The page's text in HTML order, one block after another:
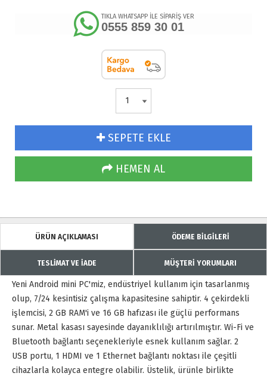
TIKLA WHATSAPP İLE SİPARİŞ VER
0555 859 30 01
SEPETE EKLE
HEMEN AL
ÜRÜN AÇIKLAMASI ÖDEME BİLGİLERİ
TESLİMAT VE İADE MÜŞTERİ YORUMLARI
Yeni Android mini PC'miz, endüstriyel kullanım için tasarlanmış
olup, 7/24 kesintisiz çalışma kapasitesine sahiptir. 4 çekirdekli
işlemcisi, 2 GB RAM'i ve 16 GB hafızası ile güçlü performans
sunar. Metal kasası sayesinde dayanıklılığı artırılmıştır. Wi-Fi ve
Bluetooth bağlantı seçenekleriyle esnek kullanım sağlar. 2
USB portu, 1 HDMI ve 1 Ethernet bağlantı noktası ile çeşitli
cihazlarla kolayca entegre olabilir. Üstelik, ürünle birlikte